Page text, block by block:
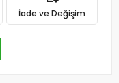
İade ve Değişim